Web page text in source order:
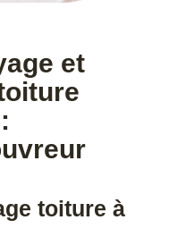
et
toiture à